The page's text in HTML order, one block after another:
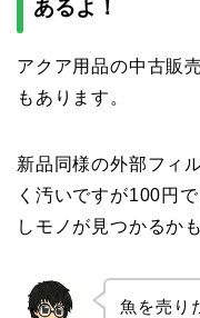
あるよ！
アクア用品の中古販
もあります。
新品同様の外部フィ
く汚いですが100円
しモノが見つかるか
魚を売り